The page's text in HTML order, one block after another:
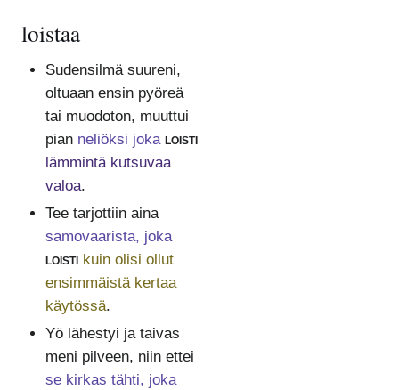
loistaa
Sudensilmä suureni,
oltuaan ensin pyöreä
tai muodoton, muuttui
pian neliöksi joka loisti
lämmintä kutsuvaa
valoa.
Tee tarjottiin aina
samovaarista, joka
loisti kuin olisi ollut
ensimmäistä kertaa
käytössä.
Yö lähestyi ja taivas
meni pilveen, niin ettei
se kirkas tähti, joka